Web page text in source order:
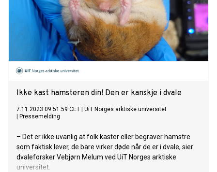
Ikke kast hamsteren din! Den er kanskje i dvale
7.11.2023 09:51:59 CET
UiT Norges arktiske universitet
Pressemelding
– Det er ikke uvanlig at folk kaster eller begraver hamstre
som faktisk lever, de bare virker døde når de er i dvale, sier
dvaleforsker Vebjørn Melum ved UiT Norges arktiske
universitet.